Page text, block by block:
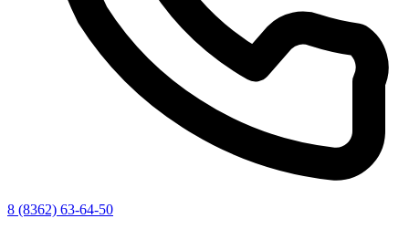
8 (8362) 63-64-50